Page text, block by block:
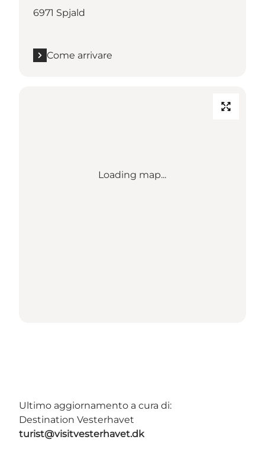
6971 Spjald
Come arrivare
Loading map...
Ultimo aggiornamento a cura di:
Destination Vesterhavet
turist@visitvesterhavet.dk